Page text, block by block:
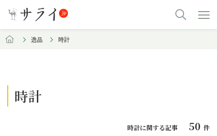
逸品 時計
時計
時計に関する記事 50 件